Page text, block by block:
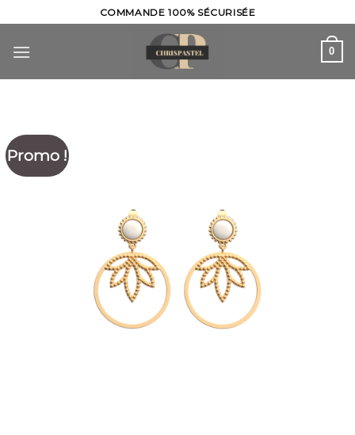
to
content
COMMANDE 100% SÉCURISÉE
0
Promo !